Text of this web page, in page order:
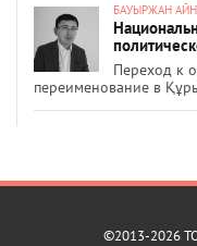
БАУЫРЖАН
Переход к
переименование в
©2013-2026